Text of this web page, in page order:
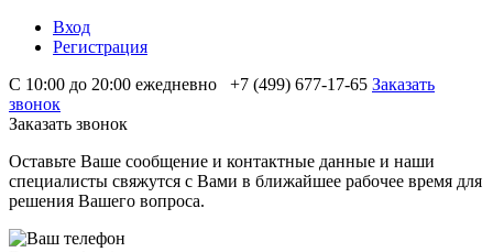
Вход
Регистрация
С 10:00 до 20:00 ежедневно
+7 (499) 677-17-65 Заказать
звонок
Заказать звонок
Оставьте Ваше сообщение и контактные данные и наши
специалисты свяжутся с Вами в ближайшее рабочее время для
решения Вашего вопроса.